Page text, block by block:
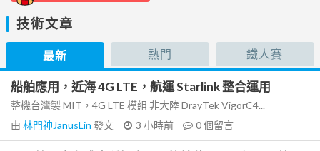
技術文章
最新 熱門 鐵人賽
船舶應用，近海 4G LTE，航運 Starlink 整合運用
整機台灣製 MIT，4G LTE 模組 非大陸 DrayTek VigorC4...
由 林門神JanusLin 發文 3 小時前 0個留言